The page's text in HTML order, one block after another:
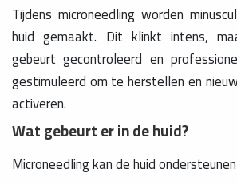
Tijdens microneedling worden
huid gemaakt. Dit klinkt intens,
gebeurt gecontroleerd en
gestimuleerd om te herstellen en
activeren.
Wat gebeurt er in de huid?
Microneedling kan de huid